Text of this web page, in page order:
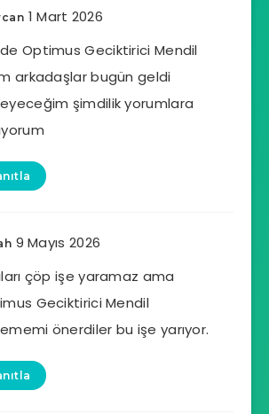
1 Mart 2026
Optimus Geciktirici Mendil
arkadaşlar bugün geldi
şimdilik yorumlara
9 Mayıs 2026
çöp işe yaramaz ama
Geciktirici Mendil
önerdiler bu işe yarıyor.